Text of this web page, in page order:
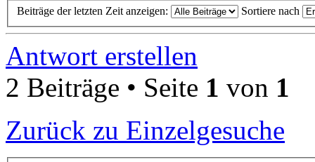
Beiträge der letzten Zeit anzeigen: Sortiere nach
Antwort erstellen
2 Beiträge • Seite 1 von 1
Zurück zu Einzelgesuche